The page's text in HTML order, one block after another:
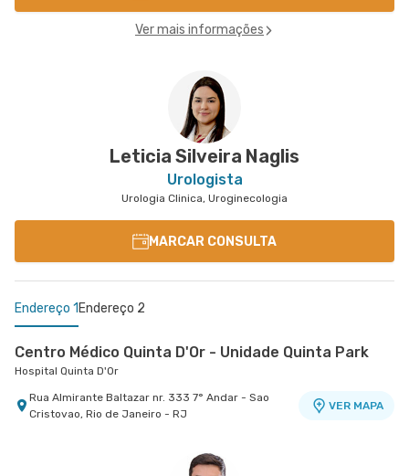
Ver mais informações
Leticia Silveira Naglis
Urologista
Urologia Clinica, Uroginecologia
MARCAR CONSULTA
Endereço 1 Endereço 2
Centro Médico Quinta D'Or - Unidade Quinta Park
Hospital Quinta D'Or
Rua Almirante Baltazar nr. 333 7° Andar - Sao
Cristovao, Rio de Janeiro - RJ
VER MAPA